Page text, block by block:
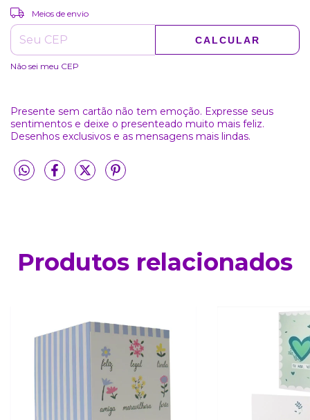
Entregas para o CEP:
Meios de envio
CALCULAR
Não sei meu CEP
Presente sem cartão não tem emoção. Expresse seus
sentimentos e deixe o presenteado muito mais feliz.
Desenhos exclusivos e as mensagens mais lindas.
Produtos relacionados